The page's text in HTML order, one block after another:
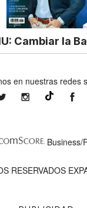
Cambiar la
en nuestras redes
expansionmxexpansionmx
Business/
RESERVADOS